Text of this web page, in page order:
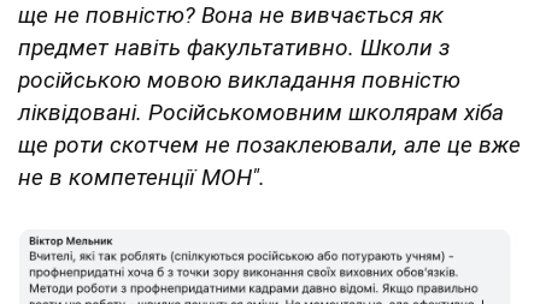
ще не повністю? Вона не вивчається як
предмет навіть факультативно. Школи з
російською мовою викладання повністю
ліквідовані. Російськомовним школярам хіба
ще роти скотчем не позаклеювали, але це вже
не в компетенції МОН".